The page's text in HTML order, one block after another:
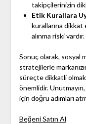
takipçilerinizin
Etik Kurallara
kurallarına dikkat
alınma riski vardır.
Sonuç olarak, sosyal
stratejilerle
süreçte dikkatli
önemlidir.
için doğru adımları
Beğeni Satın Al